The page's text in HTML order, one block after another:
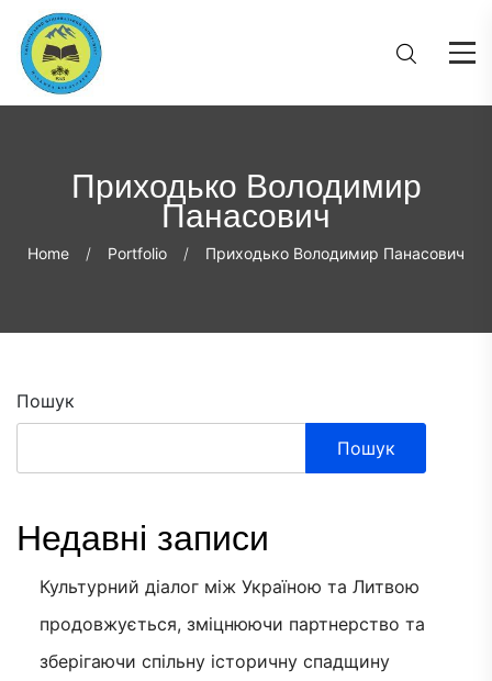
Приходько Володимир
Панасович
Home Portfolio Приходько Володимир Панасович
Пошук
Пошук
Недавні записи
Культурний діалог між Україною та Литвою
продовжується, зміцнюючи партнерство та
зберігаючи спільну історичну спадщину